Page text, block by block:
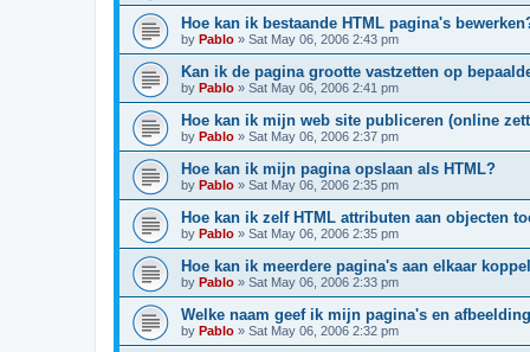
Hoe kan ik bestaande HTML pagina's
by Pablo » Sat May 06, 2006 2:43 pm
Kan ik de pagina grootte vastzetten op
by Pablo » Sat May 06, 2006 2:41 pm
Hoe kan ik mijn web site publiceren (online
by Pablo » Sat May 06, 2006 2:37 pm
Hoe kan ik mijn pagina opslaan als HTML?
by Pablo » Sat May 06, 2006 2:35 pm
Hoe kan ik zelf HTML attributen aan objecten
by Pablo » Sat May 06, 2006 2:35 pm
Hoe kan ik meerdere pagina's aan elkaar
by Pablo » Sat May 06, 2006 2:33 pm
Welke naam geef ik mijn pagina's en
by Pablo » Sat May 06, 2006 2:32 pm